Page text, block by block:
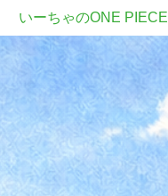
いーちゃのONE PIECE